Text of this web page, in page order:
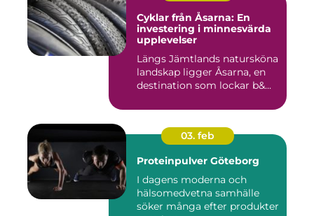
Cyklar från Åsarna: En
investering i minnesvärda
upplevelser
Längs Jämtlands natursköna
landskap ligger Åsarna, en
destination som lockar b&...
03. feb
Proteinpulver Göteborg
I dagens moderna och
hälsomedvetna samhälle
söker många efter produkter